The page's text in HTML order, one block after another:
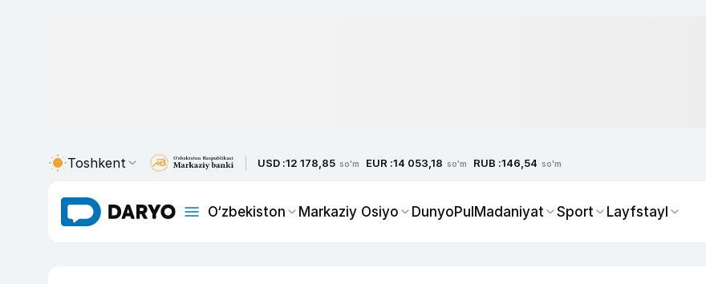
Toshkent USD :12 178,85 so'm EUR :14 053,18 so'm RUB :146,54 so'm
O‘zbekiston Markaziy Osiyo DunyoPulMadaniyat Sport Layfstayl